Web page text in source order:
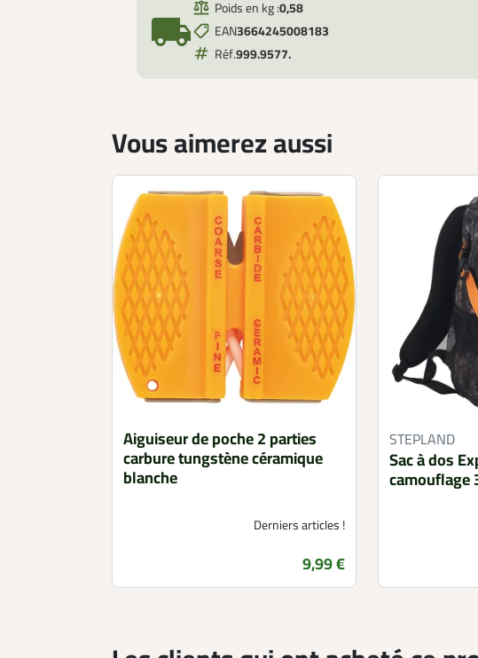
local_shipping
Poids en kg :0,58
EAN3664245008183
Réf.999.9577.
Vous aimerez aussi
Aiguiseur de poche 2 parties
carbure tungstène céramique
blanche
Derniers articles !
Prix
9,99 €
STEPLAND
Sac à dos
camouflage